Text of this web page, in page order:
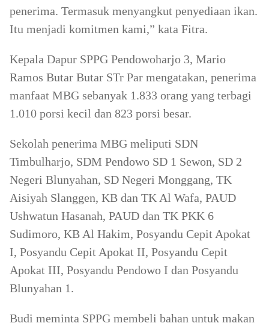
penerima. Termasuk menyangkut penyediaan ikan.
Itu menjadi komitmen kami,” kata Fitra.
Kepala Dapur SPPG Pendowoharjo 3, Mario
Ramos Butar Butar STr Par mengatakan, penerima
manfaat MBG sebanyak 1.833 orang yang terbagi
1.010 porsi kecil dan 823 porsi besar.
Sekolah penerima MBG meliputi SDN
Timbulharjo, SDM Pendowo SD 1 Sewon, SD 2
Negeri Blunyahan, SD Negeri Monggang, TK
Aisiyah Slanggen, KB dan TK Al Wafa, PAUD
Ushwatun Hasanah, PAUD dan TK PKK 6
Sudimoro, KB Al Hakim, Posyandu Cepit Apokat
I, Posyandu Cepit Apokat II, Posyandu Cepit
Apokat III, Posyandu Pendowo I dan Posyandu
Blunyahan 1.
Budi meminta SPPG membeli bahan untuk makan